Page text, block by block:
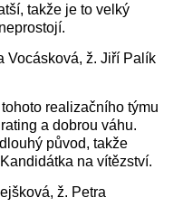
takže je to velký
Vocásková, ž. Jiří Palík
realizačního týmu
a dobrou váhu.
původ, takže
na vítězství.
ž. Petra